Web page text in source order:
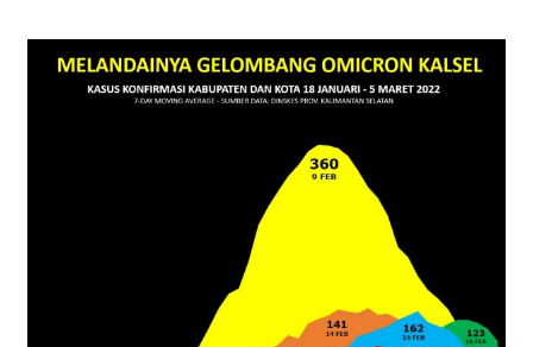
Grafik Melandainya Gelombang
Omicron Kalimantan Selatan: Tetap
Waspada dan Prokes